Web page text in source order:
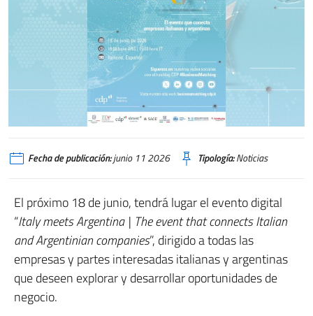
Fecha de publicación:junio 11 2026 Tipología:Noticias
El próximo 18 de junio, tendrá lugar el evento digital
“Italy meets Argentina | The event that connects Italian
and Argentinian companies”, dirigido a todas las
empresas y partes interesadas italianas y argentinas
que deseen explorar y desarrollar oportunidades de
negocio.